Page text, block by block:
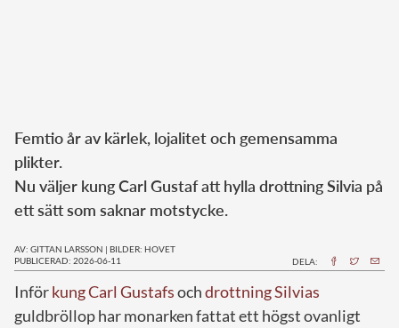
Femtio år av kärlek, lojalitet och gemensamma
plikter.
Nu väljer kung Carl Gustaf att hylla drottning Silvia på
ett sätt som saknar motstycke.
AV: GITTAN LARSSON | BILDER: HOVET
PUBLICERAD: 2026-06-11
DELA:
Införkung Carl Gustafsochdrottning Silvias
guldbröllop har monarken fattat ett högst ovanligt